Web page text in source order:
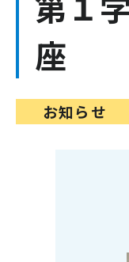
座
お知らせ